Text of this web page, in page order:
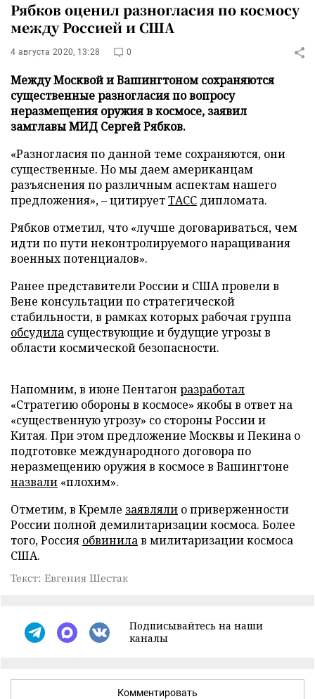
Рябков оценил разногласия по космосу
между Россией и США
4 августа 2020, 13:28 0
Между Москвой и Вашингтоном сохраняются
существенные разногласия по вопросу
неразмещения оружия в космосе, заявил
замглавы МИД Сергей Рябков.
«Разногласия по данной теме сохраняются, они
существенные. Но мы даем американцам
разъяснения по различным аспектам нашего
предложения», – цитируетТАСС дипломата.
Рябков отметил, что «лучше договариваться, чем
идти по пути неконтролируемого наращивания
военных потенциалов».
Ранее представители России и США провели в
Вене консультации по стратегической
стабильности, в рамках которых рабочая группа
обсудила существующие и будущие угрозы в
области космической безопасности.
Напомним, в июне Пентагон разработал
«Стратегию обороны в космосе» якобы в ответ на
«существенную угрозу» со стороны России и
Китая. При этом предложение Москвы и Пекина о
подготовке международного договора по
неразмещению оружия в космосе в Вашингтоне
назвали «плохим».
Отметим, в Кремле заявляли о приверженности
России полной демилитаризации космоса. Более
того, Россия обвинилав милитаризации космоса
США.
Текст: Евгения Шестак
Подписывайтесь на наши
каналы
Комментировать